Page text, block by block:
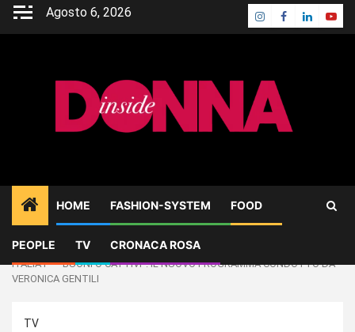
Skip
Agosto 6, 2026 Instagram
Facebook
Linkedin
HOME FASHION-SYSTEM FOOD
PEOPLE TV CRONACA ROSA
Home
TV
ITALIA1 – “BUONI O CATTIVI”: IL NUOVO PROGRAMMA CONDOTTO DA
VERONICA GENTILI
TV